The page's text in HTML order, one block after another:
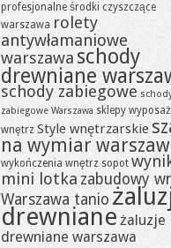
profesjonalne środki czyszczące
warszawa rolety
antywłamaniowe
warszawa schody
drewniane
schody zabiegowe
zabiegowe Warszawa sklepy
wnętrz Style wnętrzarskie
na wymiar
wykończenia wnętrz sopot
mini lotka zabudowy
Warszawa tanio
drewniane żaluzje
drewniane warszawa